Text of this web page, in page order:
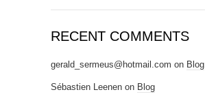
RECENT COMMENTS
gerald_sermeus@hotmail.com on Blog
Sébastien Leenen on Blog